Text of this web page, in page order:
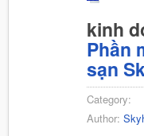
kinh
Phần
sạn
Category:
Author: